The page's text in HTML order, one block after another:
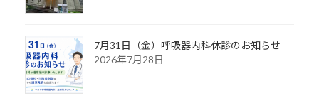
7月31日（金）呼吸器内科休診のお知らせ
2026年7月28日